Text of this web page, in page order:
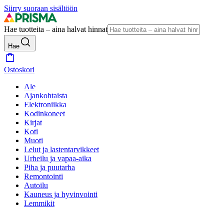
Siirry suoraan sisältöön
Hae tuotteita – aina halvat hinnat
Hae
Ostoskori
Ale
Ajankohtaista
Elektroniikka
Kodinkoneet
Kirjat
Koti
Muoti
Lelut ja lastentarvikkeet
Urheilu ja vapaa-aika
Piha ja puutarha
Remontointi
Autoilu
Kauneus ja hyvinvointi
Lemmikit